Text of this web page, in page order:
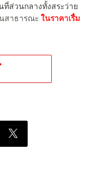
ที่ส่วนกลางทั้งสระว่าย
สาธารณะ ในราคาเรื่ม